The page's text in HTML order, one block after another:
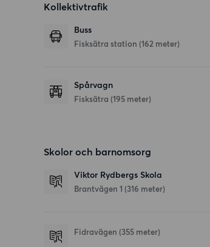
Kollektivtrafik
Buss
Fisksätra station (162 meter)
Spårvagn
Fisksätra (195 meter)
Skolor och barnomsorg
Viktor Rydbergs Skola
Brantvägen 1 (316 meter)
Fidravägen (355 meter)